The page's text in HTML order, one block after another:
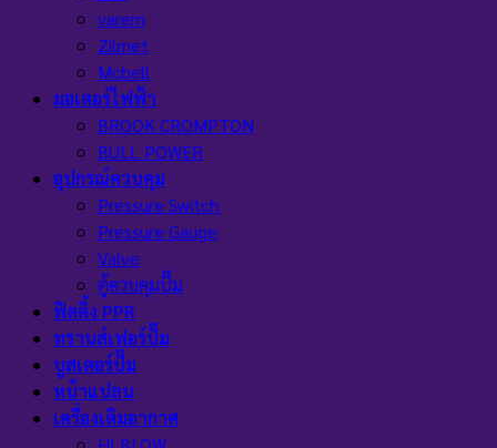
varem
Zilmet
Mcbell
มอเตอร์ไฟฟ้า
BROOK CROMPTON
BULL POWER
อุปกรณ์ควบคุม
Pressure Switch
Pressure Gauge
Valve
ตู้ควบคุมปั๊ม
ฟิตติ้ง PPR
ทรานส์เฟอร์ปั๊ม
บูสเตอร์ปั๊ม
หน้าแปลน
เครื่องเติมอากาศ